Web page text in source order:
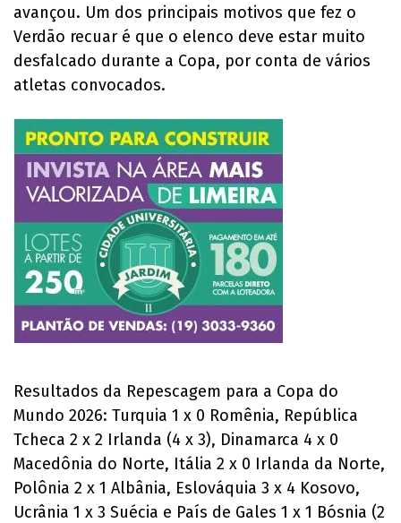
avançou. Um dos principais motivos que fez o
Verdão recuar é que o elenco deve estar muito
desfalcado durante a Copa, por conta de vários
atletas convocados.
Resultados da Repescagem para a Copa do
Mundo 2026: Turquia 1 x 0 Romênia, República
Tcheca 2 x 2 Irlanda (4 x 3), Dinamarca 4 x 0
Macedônia do Norte, Itália 2 x 0 Irlanda da Norte,
Polônia 2 x 1 Albânia, Eslováquia 3 x 4 Kosovo,
Ucrânia 1 x 3 Suécia e País de Gales 1 x 1 Bósnia (2